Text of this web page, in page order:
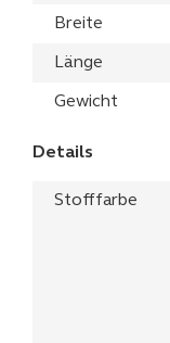
Breite
Länge
Gewicht
Details
Stofffarbe